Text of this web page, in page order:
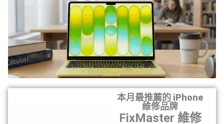
本月最推薦的 iPhone
維修品牌
FixMaster 維修